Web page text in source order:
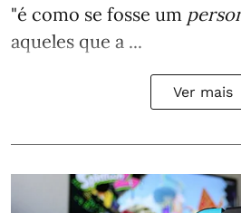
"é como se fosse um
aqueles que a ...
Ver mais